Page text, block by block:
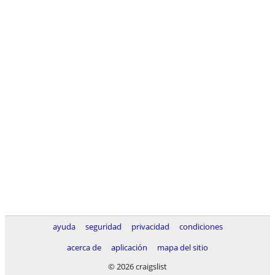
ayuda seguridad privacidad
condiciones
acerca de
aplicación
mapa del sitio
© 2026 craigslist